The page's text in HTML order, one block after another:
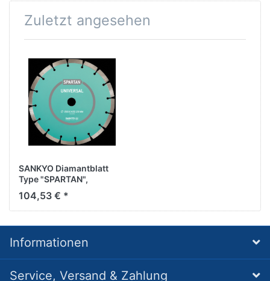
Zuletzt angesehen
SANKYO Diamantblatt
Type "SPARTAN",
350/25,4 mm
104,53 € *
Informationen
Service, Versand & Zahlung